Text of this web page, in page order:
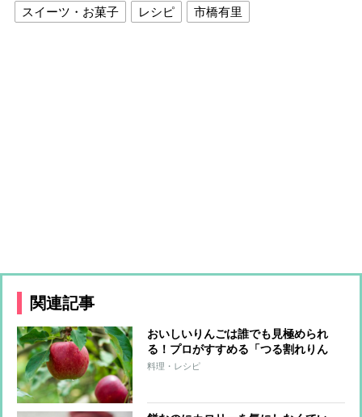
スイーツ・お菓子
レシピ 市橋有里
関連記事
おいしいりんごは誰でも見極められ
る！プロがすすめる「つる割れりん
ご」とは？
料理・レシピ